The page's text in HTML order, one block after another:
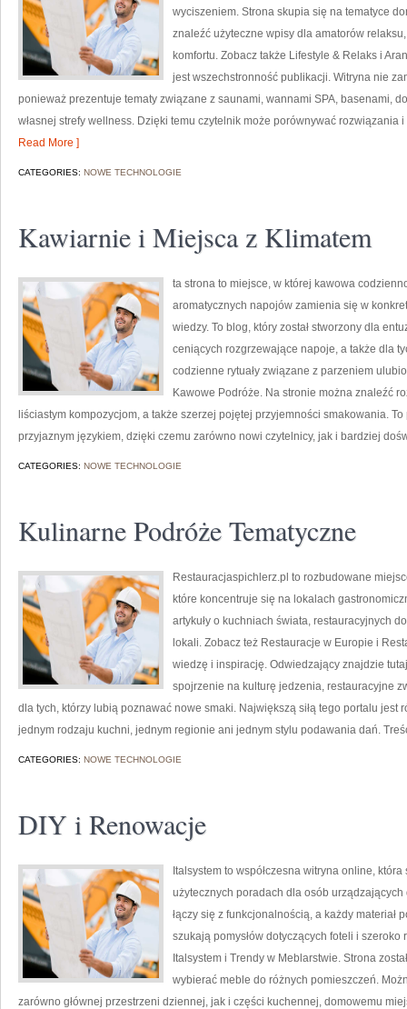
wyciszeniem. Strona skupia się na tematyce
znaleźć użyteczne wpisy dla amatorów
komfortu. Zobacz także Lifestyle & Relaks i
jest wszechstronność publikacji. Witryna nie
ponieważ prezentuje tematy związane z saunami, wannami SPA, basenami,
własnej strefy wellness. Dzięki temu czytelnik może porównywać
Read More ]
CATEGORIES: NOWE TECHNOLOGIE
Kawiarnie i Miejsca z Klimatem
ta strona to miejsce, w której kawowa
aromatycznych napojów zamienia się w
wiedzy. To blog, który został stworzony dla
ceniących rozgrzewające napoje, a także dla
codzienne rytuały związane z parzeniem
Kawowe Podróże. Na stronie można znaleźć
liściastym kompozycjom, a także szerzej pojętej przyjemności smakowania.
przyjaznym językiem, dzięki czemu zarówno nowi czytelnicy, jak i bardziej
CATEGORIES: NOWE TECHNOLOGIE
Kulinarne Podróże Tematyczne
Restauracjaspichlerz.pl to rozbudowane
które koncentruje się na lokalach
artykuły o kuchniach świata, restauracyjnych
lokali. Zobacz też Restauracje w Europie i
wiedzę i inspirację. Odwiedzający znajdzie
spojrzenie na kulturę jedzenia, restauracyjne
dla tych, którzy lubią poznawać nowe smaki. Największą siłą tego portalu jest
jednym rodzaju kuchni, jednym regionie ani jednym stylu podawania dań.
CATEGORIES: NOWE TECHNOLOGIE
DIY i Renowacje
Italsystem to współczesna witryna online,
użytecznych poradach dla osób
łączy się z funkcjonalnością, a każdy materiał
szukają pomysłów dotyczących foteli i
Italsystem i Trendy w Meblarstwie. Strona
wybierać meble do różnych pomieszczeń.
zarówno głównej przestrzeni dziennej, jak i części kuchennej, domowemu